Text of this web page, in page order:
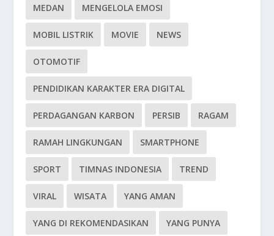
MEDAN MENGELOLA EMOSI
MOBIL LISTRIK MOVIE NEWS
OTOMOTIF
PENDIDIKAN KARAKTER ERA DIGITAL
PERDAGANGAN KARBON PERSIB RAGAM
RAMAH LINGKUNGAN SMARTPHONE
SPORT TIMNAS INDONESIA TREND
VIRAL WISATA YANG AMAN
YANG DI REKOMENDASIKAN YANG PUNYA